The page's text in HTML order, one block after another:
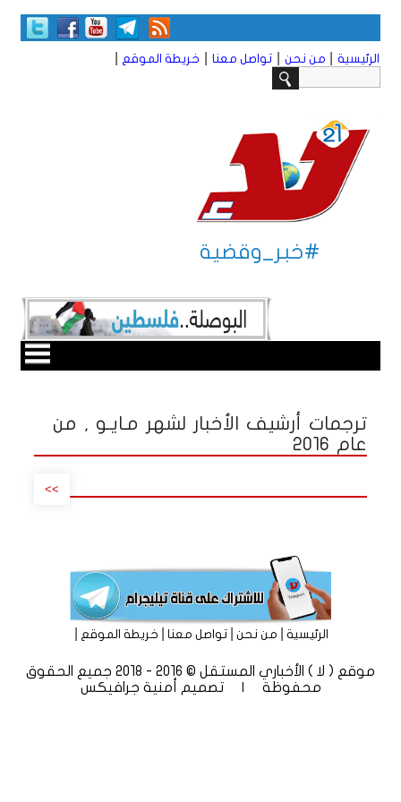
الرئيسية من نحن تواصل معنا خريطة الموقع
#خبر_وقضية
ترجمات أرشيف الأخبار لشهر مـايـو , من
عام 2016
>>
الرئيسية|من نحن|تواصل معنا|خريطة الموقع
موقع ( لا ) الأخباري المستقل © 2016 - 2018 جميع الحقوق
محفوظة | تصميم
أمنية جرافيكس